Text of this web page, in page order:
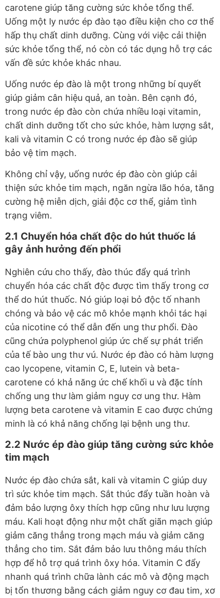
carotene giúp tăng cường sức khỏe tổng thể.
Uống một ly nước ép đào tạo điều kiện cho cơ thể
hấp thụ chất dinh dưỡng. Cùng với việc cải thiện
sức khỏe tổng thể, nó còn có tác dụng hỗ trợ các
vấn đề sức khỏe khác nhau.
Uống nước ép đào là một trong những bí quyết
giúp giảm cân hiệu quả, an toàn. Bên cạnh đó,
trong nước ép đào còn chứa nhiều loại vitamin,
chất dinh dưỡng tốt cho sức khỏe, hàm lượng sắt,
kali và vitamin C có trong nước ép đào sẽ giúp
bảo vệ tim mạch.
Không chỉ vậy, uống nước ép đào còn giúp cải
thiện sức khỏe tim mạch, ngăn ngừa lão hóa, tăng
cường hệ miễn dịch, giải độc cơ thể, giảm tình
trạng viêm.
2.1 Chuyển hóa chất độc do hút thuốc lá
gây ảnh hưởng đến phổi
Nghiên cứu cho thấy, đào thúc đẩy quá trình
chuyển hóa các chất độc được tìm thấy trong cơ
thể do hút thuốc. Nó giúp loại bỏ độc tố nhanh
chóng và bảo vệ các mô khỏe mạnh khỏi tác hại
của nicotine có thể dẫn đến ung thư phổi. Đào
cũng chứa polyphenol giúp ức chế sự phát triển
của tế bào ung thư vú. Nước ép đào có hàm lượng
cao lycopene, vitamin C, E, lutein và beta-
carotene có khả năng ức chế khối u và đặc tính
chống ung thư làm giảm nguy cơ ung thư. Hàm
lượng beta carotene và vitamin E cao được chứng
minh là có khả năng chống lại bệnh ung thư.
2.2 Nước ép đào giúp tăng cường sức khỏe
tim mạch
Nước ép đào chứa sắt, kali và vitamin C giúp duy
trì sức khỏe tim mạch. Sắt thúc đẩy tuần hoàn và
đảm bảo lượng ôxy thích hợp cũng như lưu lượng
máu. Kali hoạt động như một chất giãn mạch giúp
giảm căng thẳng trong mạch máu và giảm căng
thẳng cho tim. Sắt đảm bảo lưu thông máu thích
hợp để hỗ trợ quá trình ôxy hóa. Vitamin C đẩy
nhanh quá trình chữa lành các mô và động mạch
bị tổn thương bằng cách giảm nguy cơ đau tim, xơ